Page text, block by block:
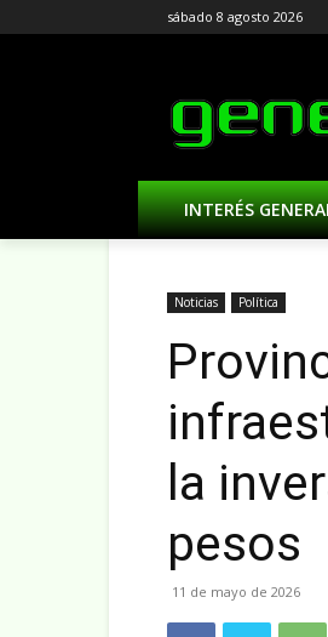
sábado 8 agosto 2026
INTERÉS
Noticias Política
la
pesos⁣
11 de mayo de 2026